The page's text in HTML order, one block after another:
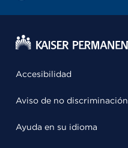
Accesibilidad
Aviso de no discriminación
Ayuda en su idioma